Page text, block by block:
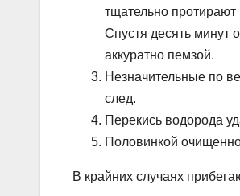
тщательно
Спустя десять минут
аккуратно пемзой.
Незначительные по
след.
Перекись водорода
Половинкой
В крайних случаях